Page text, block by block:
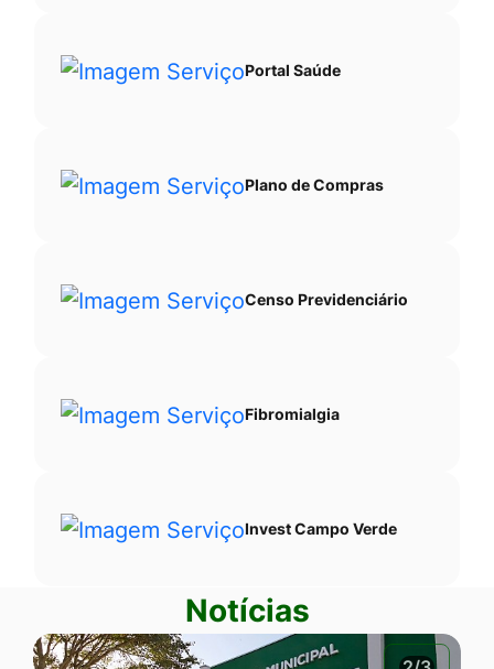
Portal Saúde
Plano de Compras
Censo Previdenciário
Fibromialgia
Invest Campo Verde
Notícias